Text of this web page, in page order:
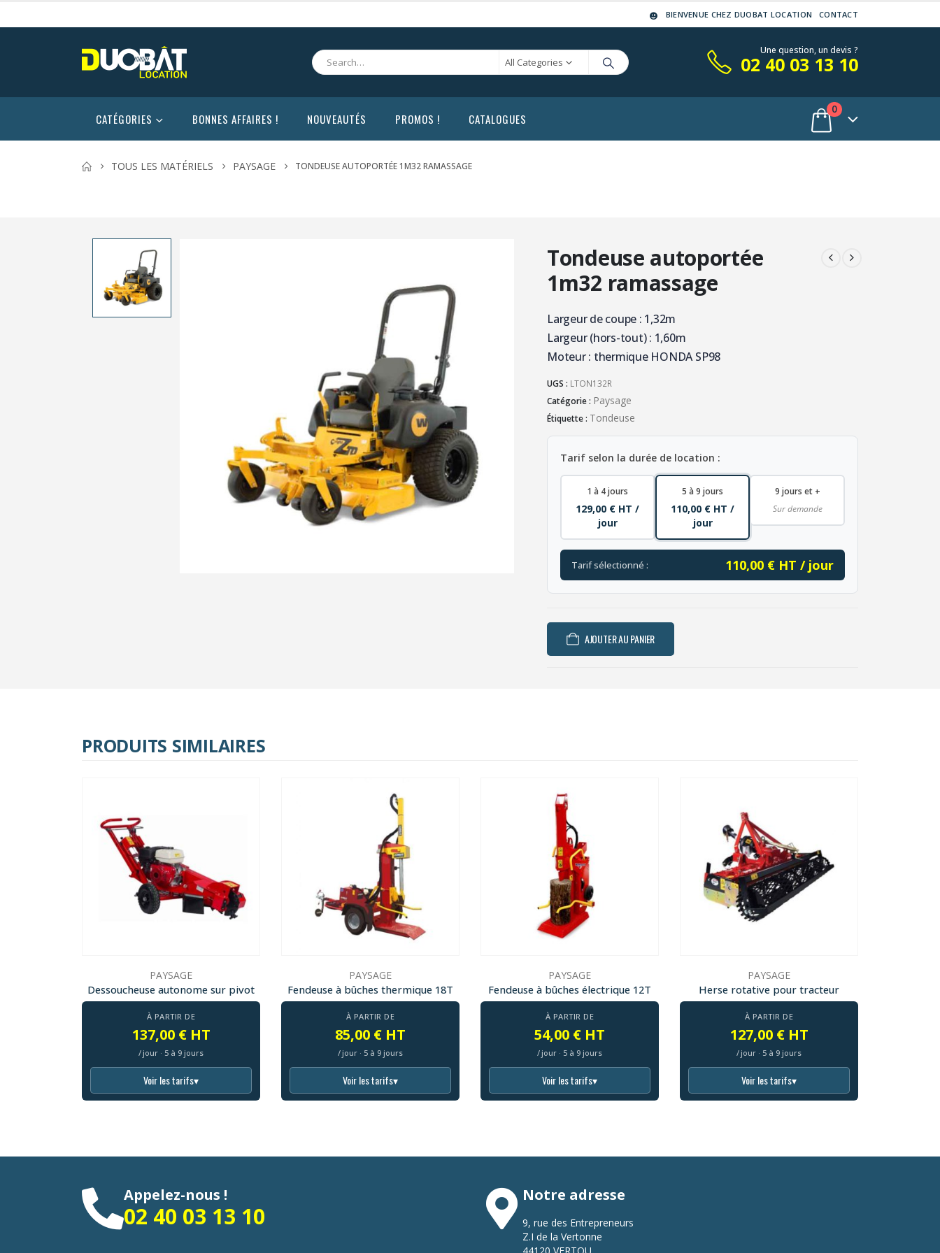
BIENVENUE CHEZ DUOBAT LOCATION CONTACT
All Categories
Une question, un devis ?
02 40 03 13 10
CATÉGORIES BONNES AFFAIRES ! NOUVEAUTÉS PROMOS ! CATALOGUES
0
TOUS LES MATÉRIELS PAYSAGE TONDEUSE AUTOPORTÉE 1M32 RAMASSAGE
Tondeuse autoportée
1m32 ramassage
Largeur de coupe : 1,32m
Largeur (hors-tout) : 1,60m
Moteur : thermique HONDA SP98
UGS : LTON132R
Catégorie : Paysage
Étiquette : Tondeuse
Tarif selon la durée de location :
1 à 4 jours
129,00 € HT /
jour
5 à 9 jours
110,00 € HT /
jour
9 jours et +
Sur demande
Tarif sélectionné : 110,00 € HT / jour
AJOUTER AU PANIER
PRODUITS SIMILAIRES
PAYSAGE
Dessoucheuse autonome sur pivot
À PARTIR DE
137,00 € HT
/ jour · 5 à 9 jours
Voir les tarifs▾
PAYSAGE
Fendeuse à bûches thermique 18T
À PARTIR DE
85,00 € HT
/ jour · 5 à 9 jours
Voir les tarifs▾
PAYSAGE
Fendeuse à bûches électrique 12T
À PARTIR DE
54,00 € HT
/ jour · 5 à 9 jours
Voir les tarifs▾
PAYSAGE
Herse rotative pour tracteur
À PARTIR DE
127,00 € HT
/ jour · 5 à 9 jours
Voir les tarifs▾
Appelez-nous !
02 40 03 13 10
Notre adresse
9, rue des Entrepreneurs
Z.I de la Vertonne